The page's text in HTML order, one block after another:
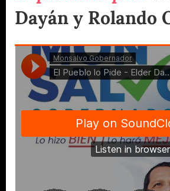
Dayán y Rolando